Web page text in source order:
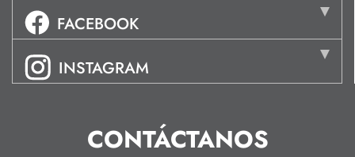
FACEBOOK
INSTAGRAM
CONTÁCTANOS